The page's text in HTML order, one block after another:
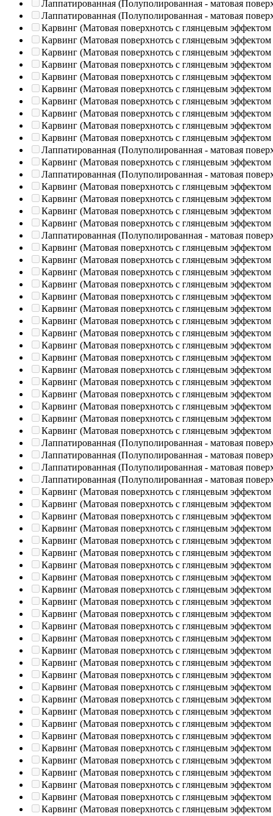
Лаппатированная (Полуполированная - матовая
Лаппатированная (Полуполированная - матовая
Карвинг (Матовая поверхнотсь с глянцевым эффектом
Карвинг (Матовая поверхнотсь с глянцевым эффектом
Карвинг (Матовая поверхнотсь с глянцевым эффектом
Карвинг (Матовая поверхнотсь с глянцевым эффектом
Карвинг (Матовая поверхнотсь с глянцевым эффектом
Карвинг (Матовая поверхнотсь с глянцевым эффектом
Карвинг (Матовая поверхнотсь с глянцевым эффектом
Карвинг (Матовая поверхнотсь с глянцевым эффектом
Карвинг (Матовая поверхнотсь с глянцевым эффектом
Карвинг (Матовая поверхнотсь с глянцевым эффектом
Лаппатированная (Полуполированная - матовая
Карвинг (Матовая поверхнотсь с глянцевым эффектом
Лаппатированная (Полуполированная - матовая
Карвинг (Матовая поверхнотсь с глянцевым эффектом
Карвинг (Матовая поверхнотсь с глянцевым эффектом
Карвинг (Матовая поверхнотсь с глянцевым эффектом
Карвинг (Матовая поверхнотсь с глянцевым эффектом
Лаппатированная (Полуполированная - матовая
Карвинг (Матовая поверхнотсь с глянцевым эффектом
Карвинг (Матовая поверхнотсь с глянцевым эффектом
Карвинг (Матовая поверхнотсь с глянцевым эффектом
Карвинг (Матовая поверхнотсь с глянцевым эффектом
Карвинг (Матовая поверхнотсь с глянцевым эффектом
Карвинг (Матовая поверхнотсь с глянцевым эффектом
Карвинг (Матовая поверхнотсь с глянцевым эффектом
Карвинг (Матовая поверхнотсь с глянцевым эффектом
Карвинг (Матовая поверхнотсь с глянцевым эффектом
Карвинг (Матовая поверхнотсь с глянцевым эффектом
Карвинг (Матовая поверхнотсь с глянцевым эффектом
Карвинг (Матовая поверхнотсь с глянцевым эффектом
Карвинг (Матовая поверхнотсь с глянцевым эффектом
Карвинг (Матовая поверхнотсь с глянцевым эффектом
Карвинг (Матовая поверхнотсь с глянцевым эффектом
Карвинг (Матовая поверхнотсь с глянцевым эффектом
Лаппатированная (Полуполированная - матовая
Лаппатированная (Полуполированная - матовая
Лаппатированная (Полуполированная - матовая
Лаппатированная (Полуполированная - матовая
Карвинг (Матовая поверхнотсь с глянцевым эффектом
Карвинг (Матовая поверхнотсь с глянцевым эффектом
Карвинг (Матовая поверхнотсь с глянцевым эффектом
Карвинг (Матовая поверхнотсь с глянцевым эффектом
Карвинг (Матовая поверхнотсь с глянцевым эффектом
Карвинг (Матовая поверхнотсь с глянцевым эффектом
Карвинг (Матовая поверхнотсь с глянцевым эффектом
Карвинг (Матовая поверхнотсь с глянцевым эффектом
Карвинг (Матовая поверхнотсь с глянцевым эффектом
Карвинг (Матовая поверхнотсь с глянцевым эффектом
Карвинг (Матовая поверхнотсь с глянцевым эффектом
Карвинг (Матовая поверхнотсь с глянцевым эффектом
Карвинг (Матовая поверхнотсь с глянцевым эффектом
Карвинг (Матовая поверхнотсь с глянцевым эффектом
Карвинг (Матовая поверхнотсь с глянцевым эффектом
Карвинг (Матовая поверхнотсь с глянцевым эффектом
Карвинг (Матовая поверхнотсь с глянцевым эффектом
Карвинг (Матовая поверхнотсь с глянцевым эффектом
Карвинг (Матовая поверхнотсь с глянцевым эффектом
Карвинг (Матовая поверхнотсь с глянцевым эффектом
Карвинг (Матовая поверхнотсь с глянцевым эффектом
Карвинг (Матовая поверхнотсь с глянцевым эффектом
Карвинг (Матовая поверхнотсь с глянцевым эффектом
Карвинг (Матовая поверхнотсь с глянцевым эффектом
Карвинг (Матовая поверхнотсь с глянцевым эффектом
Карвинг (Матовая поверхнотсь с глянцевым эффектом
Карвинг (Матовая поверхнотсь с глянцевым эффектом